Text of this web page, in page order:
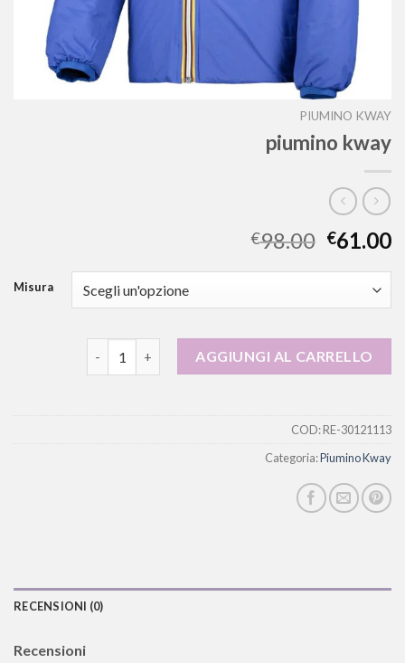
PIUMINO KWAY
piumino kway
€98.00 €61.00
Misura
piumino kway quantitàAGGIUNGI AL CARRELLO
COD:RE-30121113
Categoria:Piumino Kway
RECENSIONI (0)
Recensioni